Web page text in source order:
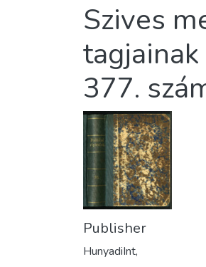
Szives
377.
Publisher
HunyadiInt,